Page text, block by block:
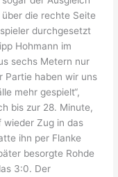
die rechte Seite
durchgesetzt
Hohmann im
sechs Metern nur
Partie haben wir uns
mehr gespielt“,
bis zur 28. Minute,
wieder Zug in das
ihn per Flanke
besorgte Rohde
3:0. Der